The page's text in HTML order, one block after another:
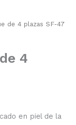
de 4 plazas SF-47
4
en piel de la